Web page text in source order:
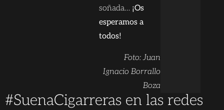
soñada… ¡Os
esperamos a
todos!
Foto: Juan
Ignacio Borrallo
Boza
#SuenaCigarreras en las redes